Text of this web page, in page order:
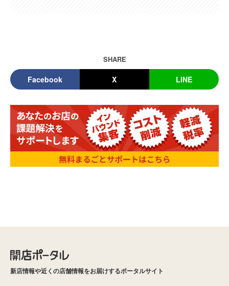
SHARE
Facebook X LINE
新店情報や近くの店舗情報をお届けするポータルサイト